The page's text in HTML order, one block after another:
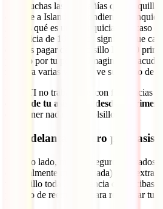
Son muchas las compañías que
de viaje a Islandia escondiendo
¿Sabes qué es una franquicia? En caso
franquicia de 100 euros significa que
deberás pagar de tu bolsillo los 100
pagado por tu póliza. Imagina que
requiera varias visitas y ve sumando de
En IATI no trabajamos con franquicias y
costes de tu asistencia desde el primer
que poner nada de tu bolsillo.
Sin adelantar dinero para
Por otro lado, muchos seguros privados
(normalmente muy limitada) en el
tu bolsillo toda la asistencia que recibas
proceso de reembolso para recuperar tu